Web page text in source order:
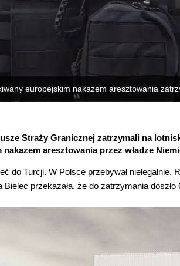
europejskim nakazem aresztowania
Straży Granicznej zatrzymali na
aresztowania przez władze
do Turcji. W Polsce przebywał
Bielec przekazała, że do zatrzymania